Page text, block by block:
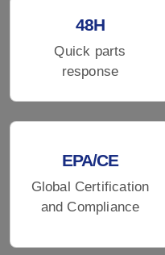
48H
Quick parts
response
EPA/CE
Global Certification
and Compliance